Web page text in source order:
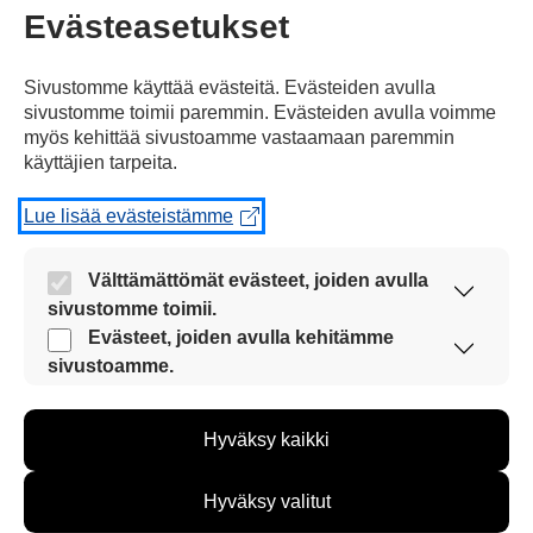
Jaa Facebookissa
Kommentoi
Voit kirjoittaa mielipiteesi
uutisesta
kommenttilaatikkoon.
nimesi tai keksiä nimimerkki.
Nimi tai nimimerkki:First
Evästeasetukset
Sivustomme käyttää evästeitä. Evästeiden avulla
sivustomme toimii paremmin. Evästeiden avulla voimme
myös kehittää sivustoamme vastaamaan paremmin
käyttäjien tarpeita.
Lue lisää evästeistämme
Välttämättömät evästeet, joiden avulla
sivustomme toimii.
Nämä evästeet ovat aina käytössä, jotta
sivustoamme voi käyttää sujuvasti ja turvallisesti.
Evästeet, joiden avulla kehitämme
sivustoamme.
kehittää sivustoamme vastaamaan paremmin
kävijämääristä ja siitä, mitä sivuja käytetään ja
miten sivuilla liikutaan. Emme kuitenkaan kerää
Hyväksy kaikki
Hyväksy valitut